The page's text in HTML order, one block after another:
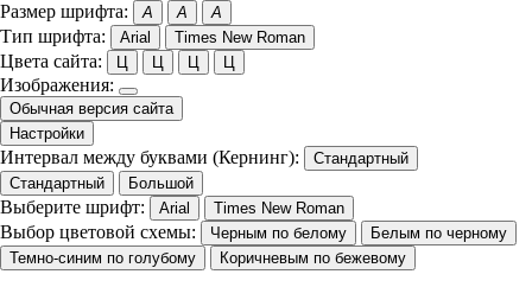
Размер шрифта: A A A
Тип шрифта: Arial Times New Roman
Цвета сайта: Ц Ц Ц Ц
Изображения:
Обычная версия сайта
Настройки
Интервал между буквами (Кернинг):
Стандартный
Стандартный
Большой
Выберите шрифт: Arial Times New Roman
Выбор цветовой схемы: Черным по белому
Белым по черному
Темно-синим по голубому
Коричневым по бежевому